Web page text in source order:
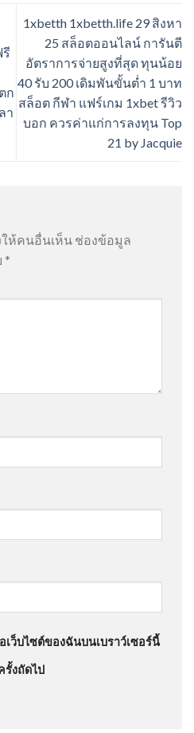
ก
า
1xbetth 1xbetth.life 29 สิงหา
25 สล็อตออนไลน์ การันตี
อัตราการจ่ายสูงที่สุด ทุนน้อย
40 รับ 200 เดิมพันขั้นต่ำ 1 บาท
สล็อต กีฬา แฟร์เกม 1xbet รีวิว
บอก ควรค่าแก่การลงทุน Top
21 by Jacquie
ห้คนอื่นเห็น ช่องข้อมูล
*
เว็บไซต์ของฉันบนเบราว์เซอร์นี้
รั้งถัดไป